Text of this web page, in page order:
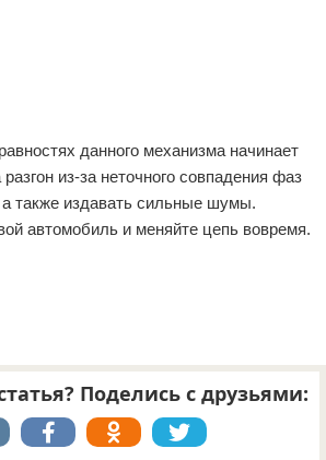
данного механизма начинает
из-за неточного совпадения фаз
а также издавать сильные шумы.
автомобиль и меняйте цепь вовремя.
Поделись с друзьями: